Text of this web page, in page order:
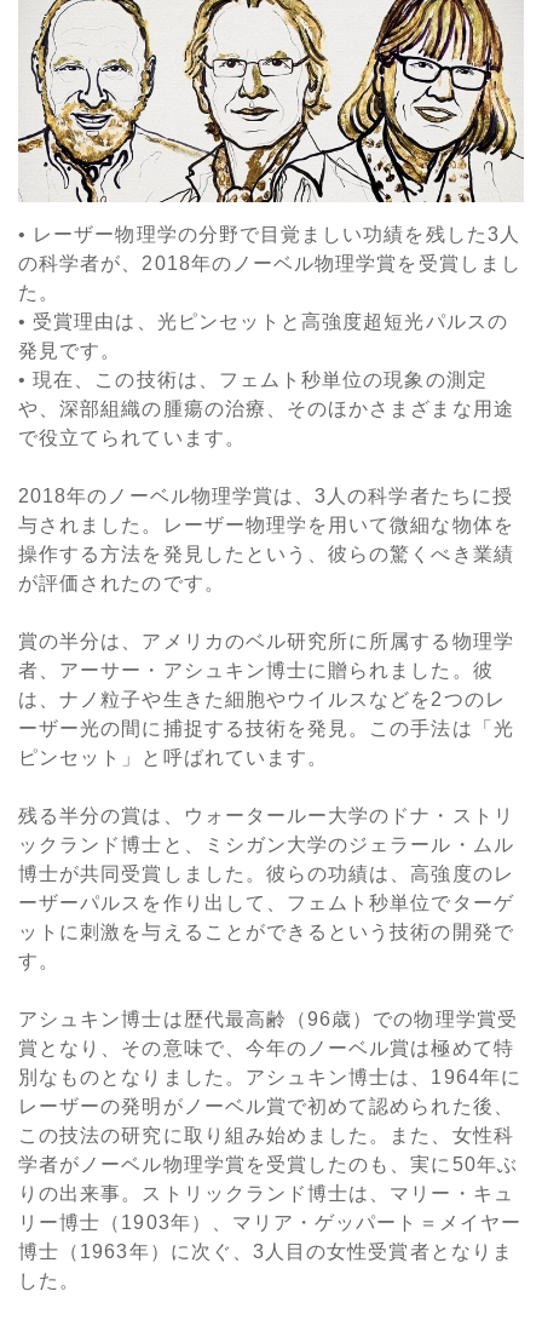
• レーザー物理学の分野で目覚ましい功績を残した3人
の科学者が、2018年のノーベル物理学賞を受賞しまし
た。
• 受賞理由は、光ピンセットと高強度超短光パルスの
発見です。
• 現在、この技術は、フェムト秒単位の現象の測定
や、深部組織の腫瘍の治療、そのほかさまざまな用途
で役立てられています。
2018年のノーベル物理学賞は、3人の科学者たちに授
与されました。レーザー物理学を用いて微細な物体を
操作する方法を発見したという、彼らの驚くべき業績
が評価されたのです。
賞の半分は、アメリカのベル研究所に所属する物理学
者、アーサー・アシュキン博士に贈られました。彼
は、ナノ粒子や生きた細胞やウイルスなどを2つのレ
ーザー光の間に捕捉する技術を発見。この手法は「光
ピンセット」と呼ばれています。
残る半分の賞は、ウォータールー大学のドナ・ストリ
ックランド博士と、ミシガン大学のジェラール・ムル
博士が共同受賞しました。彼らの功績は、高強度のレ
ーザーパルスを作り出して、フェムト秒単位でターゲ
ットに刺激を与えることができるという技術の開発で
す。
アシュキン博士は歴代最高齢（96歳）での物理学賞受
賞となり、その意味で、今年のノーベル賞は極めて特
別なものとなりました。アシュキン博士は、1964年に
レーザーの発明がノーベル賞で初めて認められた後、
この技法の研究に取り組み始めました。また、女性科
学者がノーベル物理学賞を受賞したのも、実に50年ぶ
りの出来事。ストリックランド博士は、マリー・キュ
リー博士（1903年）、マリア・ゲッパート＝メイヤー
博士（1963年）に次ぐ、3人目の女性受賞者となりま
した。